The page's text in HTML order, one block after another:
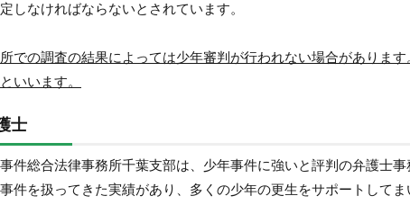
しなければならないとされています。
での調査の結果によっては少年審判が行われない場合があります
いいます。
士
件総合法律事務所千葉支部は、少年事件に強いと評判の弁護士事
件を扱ってきた実績があり、多くの少年の更生をサポートしてま